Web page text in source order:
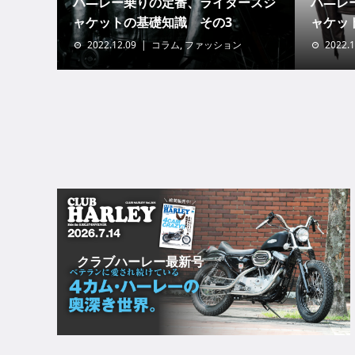
ャケットの基礎知識 その3
2022.12.09 コラム,ファッション
ャケ
クラブハーレー最新号